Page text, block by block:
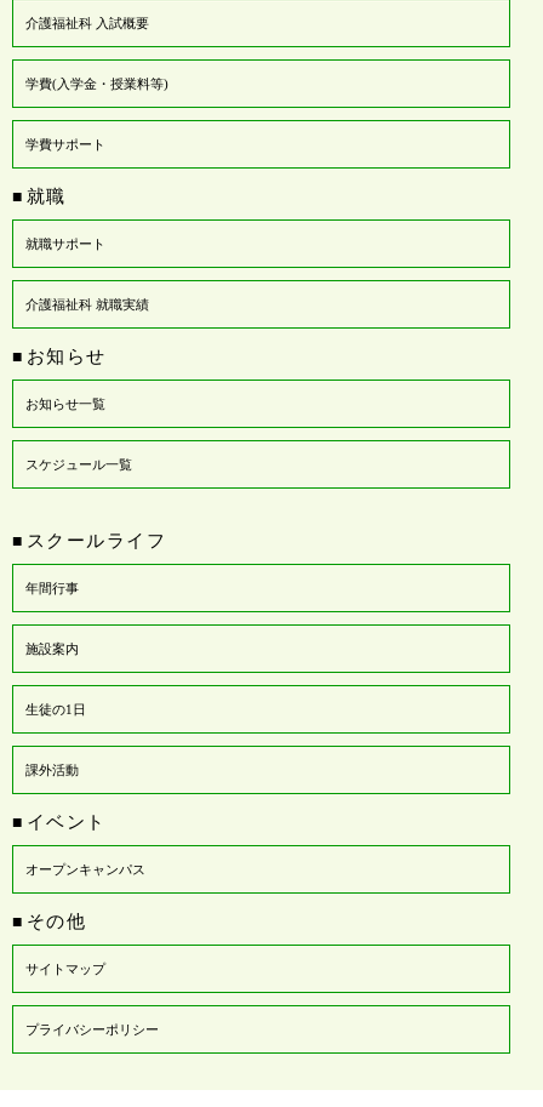
介護福祉科 入試概要
学費(入学金・授業料等)
学費サポート
■ 就職
就職サポート
介護福祉科 就職実績
■ お知らせ
お知らせ一覧
スケジュール一覧
■ スクールライフ
年間行事
施設案内
生徒の1日
課外活動
■ イベント
オープンキャンパス
■ その他
サイトマップ
プライバシーポリシー